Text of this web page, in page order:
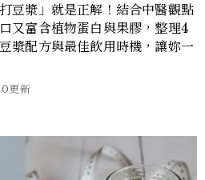
豆漿」就是正解！結合中醫觀點
又富含植物蛋白與果膠，整理4
漿配方與最佳飲用時機，讓妳一
更新